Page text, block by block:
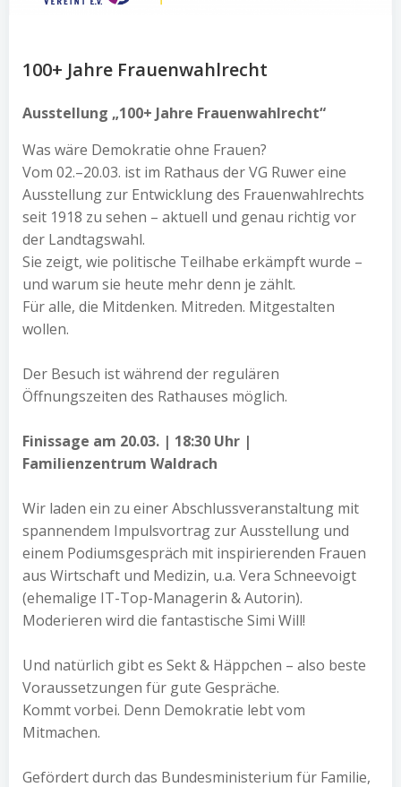
100+ Jahre Frauenwahlrecht
Ausstellung „100+ Jahre Frauenwahlrecht“
Was wäre Demokratie ohne Frauen?
Vom 02.–20.03. ist im Rathaus der VG Ruwer eine
Ausstellung zur Entwicklung des Frauenwahlrechts
seit 1918 zu sehen – aktuell und genau richtig vor
der Landtagswahl.
Sie zeigt, wie politische Teilhabe erkämpft wurde –
und warum sie heute mehr denn je zählt.
Für alle, die Mitdenken. Mitreden. Mitgestalten
wollen.
Der Besuch ist während der regulären
Öffnungszeiten des Rathauses möglich.
Finissage am 20.03. | 18:30 Uhr |
Familienzentrum Waldrach
Wir laden ein zu einer Abschlussveranstaltung mit
spannendem Impulsvortrag zur Ausstellung und
einem Podiumsgespräch mit inspirierenden Frauen
aus Wirtschaft und Medizin, u.a. Vera Schneevoigt
(ehemalige IT-Top-Managerin & Autorin).
Moderieren wird die fantastische Simi Will!
Und natürlich gibt es Sekt & Häppchen – also beste
Voraussetzungen für gute Gespräche.
Kommt vorbei. Denn Demokratie lebt vom
Mitmachen.
Gefördert durch das Bundesministerium für Familie,